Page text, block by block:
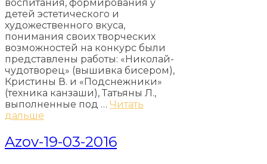
воспитания, формирования у
детей эстетического и
художественного вкуса,
понимания своих творческих
возможностей на конкурс были
представлены работы: «Николай-
чудотворец» (вышивка бисером),
Кристины В. и «Подснежники»
(техника канзаши), Татьяны Л.,
выполненные под … Читать
дальше
Azov-19-03-2016